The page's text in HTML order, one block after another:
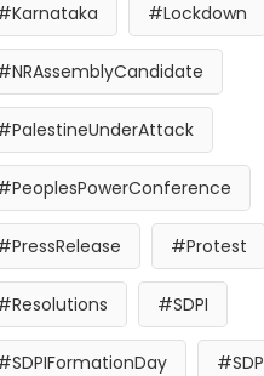
#Lockdown
#Protest
#SDPI